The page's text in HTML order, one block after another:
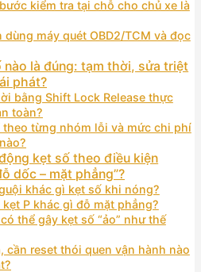
kiểm tra tại chỗ cho chủ xe là
dùng máy quét OBD2/TCM và đọc
nào là đúng: tạm thời, sửa triệt
phát?
bằng Shift Lock Release thực
toàn?
theo từng nhóm lỗi và mức chi phí
kẹt số theo điều kiện
dốc – mặt phẳng”?
khác gì kẹt số khi nóng?
P khác gì đỗ mặt phẳng?
thể gây kẹt số “ảo” như thế
cần reset thói quen vận hành nào